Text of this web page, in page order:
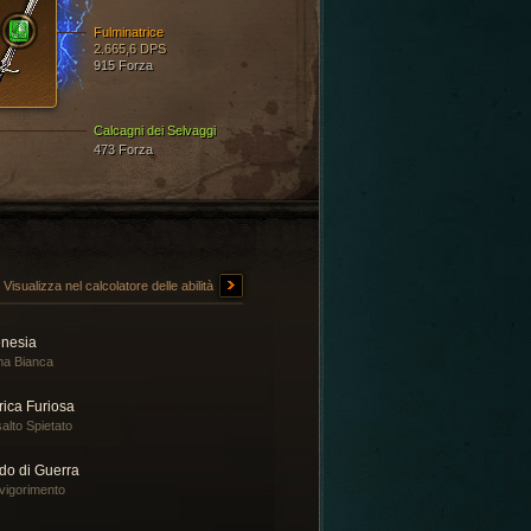
Calcagni dei Selvaggi
473 Forza
Fulminatrice
2.665,6 DPS
915 Forza
Visualizza nel calcolatore delle abilità
Bianca
Furiosa
Spietato
di Guerra